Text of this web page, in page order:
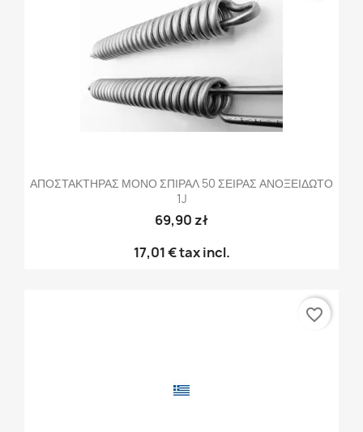
ΑΠΟΣΤΑΚΤΗΡΑΣ ΜΟΝΟ ΣΠΙΡΑΛ 50 ΣΕΙΡΑΣ ΑΝΟΞΕΙΔΩΤΟ
1J
69,90 zł
17,01 €tax incl.
favorite_border